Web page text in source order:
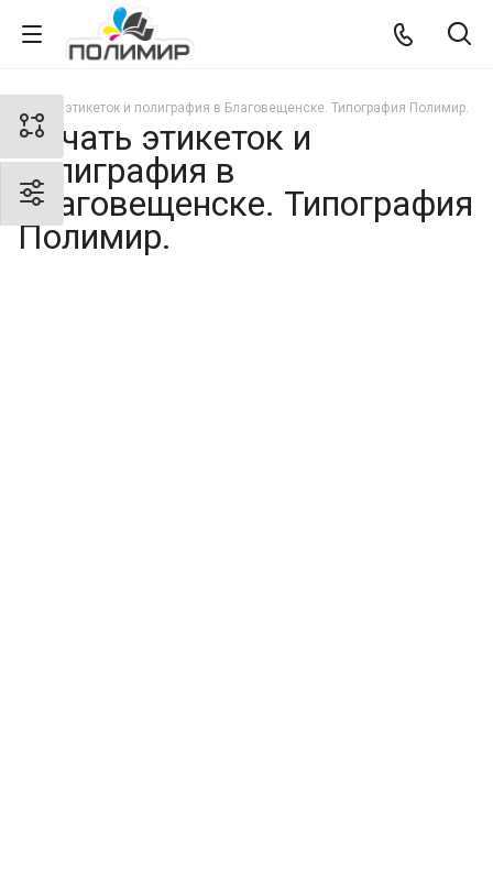
Печать этикеток и полиграфия в Благовещенске. Типография Полимир.
Печать этикеток и
полиграфия в
Благовещенске. Типография
Полимир.